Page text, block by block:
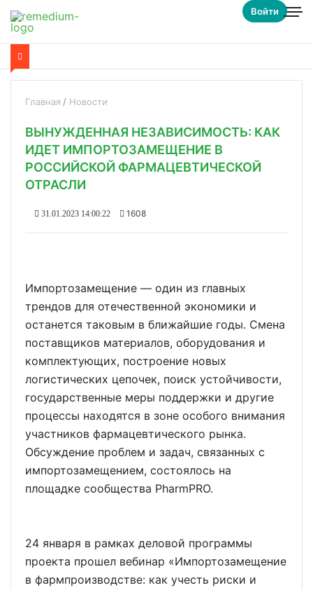
Войти
Главная Новости
ВЫНУЖДЕННАЯ НЕЗАВИСИМОСТЬ: КАК
ИДЕТ ИМПОРТОЗАМЕЩЕНИЕ В
РОССИЙСКОЙ ФАРМАЦЕВТИЧЕСКОЙ
ОТРАСЛИ
31.01.2023 14:00:22 1608
Импортозамещение — один из главных
трендов для отечественной экономики и
останется таковым в ближайшие годы. Смена
поставщиков материалов, оборудования и
комплектующих, построение новых
логистических цепочек, поиск устойчивости,
государственные меры поддержки и другие
процессы находятся в зоне особого внимания
участников фармацевтического рынка.
Обсуждение проблем и задач, связанных с
импортозамещением, состоялось на
площадке сообщества PharmPRO.
24 января в рамках деловой программы
проекта прошел вебинар «Импортозамещение
в фармпроизводстве: как учесть риски и